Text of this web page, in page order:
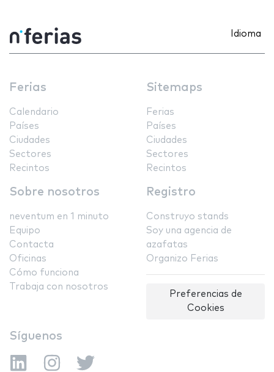
Idioma
Ferias
Calendario
Países
Ciudades
Sectores
Recintos
Sitemaps
Ferias
Países
Ciudades
Sectores
Recintos
Sobre nosotros
neventum en 1 minuto
Equipo
Contacta
Oficinas
Cómo funciona
Trabaja con nosotros
Registro
Construyo stands
Soy una agencia de
azafatas
Organizo Ferias
Preferencias de
Cookies
Síguenos